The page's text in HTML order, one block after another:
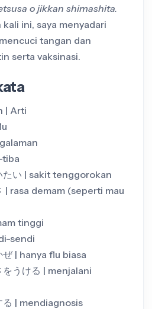
o jikkan shimashita.
ini, saya menyadari
tangan dan
serta vaksinasi.
| Arti
tiba
たい | sakit tenggorokan
| rasa demam (seperti mau
tinggi
sendi
ぜ | hanya flu biasa
をうける | menjalani
る | mendiagnosis